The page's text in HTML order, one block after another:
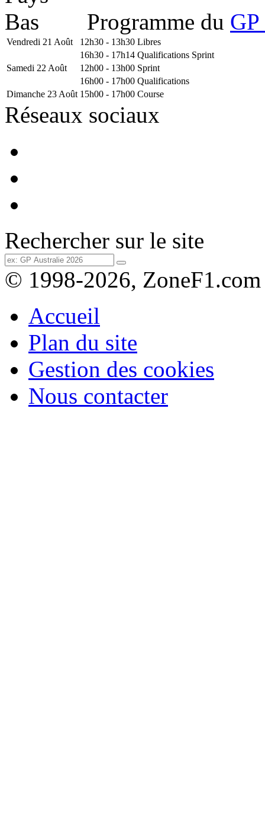
Programme du
Vendredi 21 Août 12h30 - 13h30 Libres
16h30 - 17h14 Qualifications Sprint
Samedi 22 Août
12h00 - 13h00 Sprint
16h00 - 17h00 Qualifications
Dimanche 23 Août 15h00 - 17h00 Course
Réseaux sociaux
Rechercher sur le site
© 1998-2026, ZoneF1.com
Accueil
Plan du site
Gestion des cookies
Nous contacter